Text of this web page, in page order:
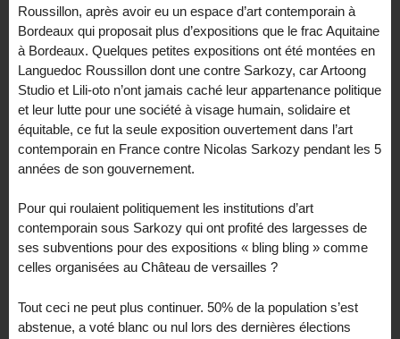
Roussillon, après avoir eu un espace d’art contemporain à
Bordeaux qui proposait plus d’expositions que le frac Aquitaine
à Bordeaux. Quelques petites expositions ont été montées en
Languedoc Roussillon dont une contre Sarkozy, car Artoong
Studio et Lili-oto n’ont jamais caché leur appartenance politique
et leur lutte pour une société à visage humain, solidaire et
équitable, ce fut la seule exposition ouvertement dans l’art
contemporain en France contre Nicolas Sarkozy pendant les 5
années de son gouvernement.
Pour qui roulaient politiquement les institutions d’art
contemporain sous Sarkozy qui ont profité des largesses de
ses subventions pour des expositions « bling bling » comme
celles organisées au Château de versailles ?
Tout ceci ne peut plus continuer. 50% de la population s’est
abstenue, a voté blanc ou nul lors des dernières élections